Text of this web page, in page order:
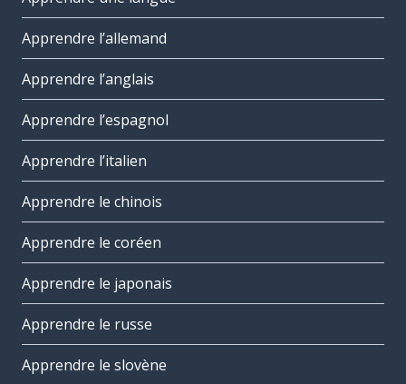
Apprendre l’allemand
Apprendre l’anglais
Apprendre l’espagnol
Apprendre l’italien
Apprendre le chinois
Apprendre le coréen
Apprendre le japonais
Apprendre le russe
Apprendre le slovène